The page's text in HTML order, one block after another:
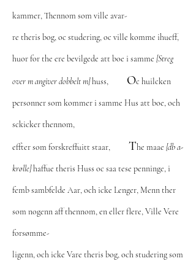
kammer, Thennom som ville avar-
re theris bog, oc studering, oc ville komme ihueff,
huor for the ere bevilgede att boe i samme [Streg
over m angiver dobbelt m]huss, Oc huilcken
personner som kommer i samme Hus att boe, och
sckicker thennom,
effter som forskreffuitt staar, The maae [db a-
krølle]haffue theris Huss oc saa tese penninge, i
femb sambfelde Aar, och icke Lenger, Menn ther
som nogenn aff thennom, en eller flere, Ville Vere
forsømme-
ligenn, och icke Vare theris bog, och studering som